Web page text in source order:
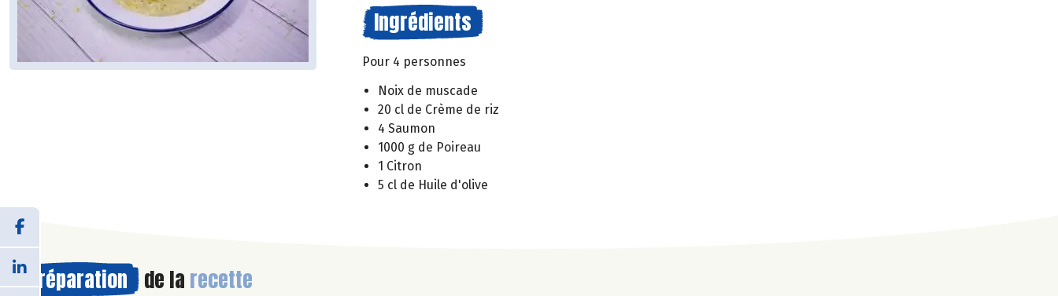
Ingrédients
Pour 4 personnes
Noix de muscade
20 cl de Crème de riz
4 Saumon
1000 g de Poireau
1 Citron
5 cl de Huile d'olive
Préparation de la recette